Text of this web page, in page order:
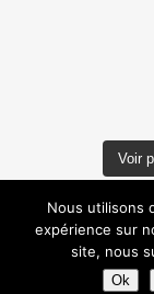
Voir
Nous utilisons
expérience sur
site, nous
Ok